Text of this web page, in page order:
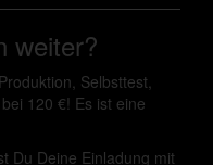
weiter?
Selbsttest,
120 €! Es ist eine
Du Deine Einladung mit